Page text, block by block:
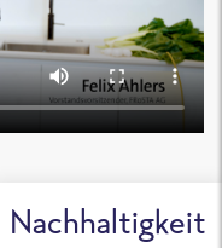
Nachhaltigkeit